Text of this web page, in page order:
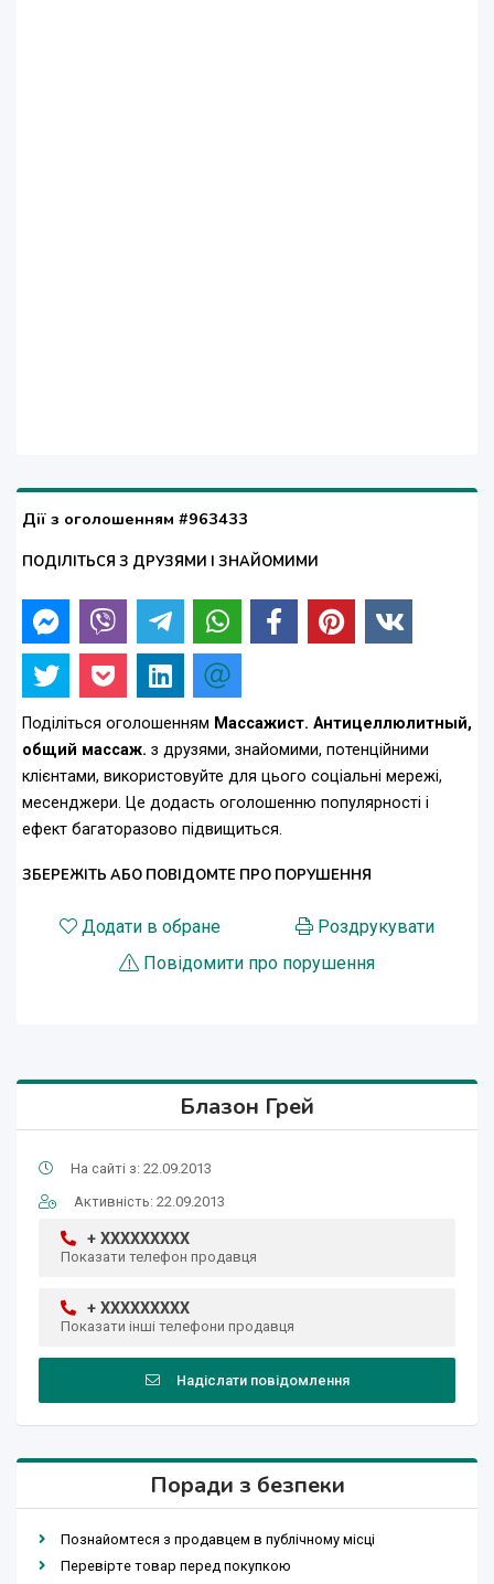
Дії з оголошенням #963433
ПОДІЛІТЬСЯ З ДРУЗЯМИ І ЗНАЙОМИМИ
Поділіться оголошенням Массажист. Aнтицеллюлитный,
общий массаж. з друзями, знайомими, потенційними
клієнтами, використовуйте для цього соціальні мережі,
месенджери. Це додасть оголошенню популярності і
ефект багаторазово підвищиться.
ЗБЕРЕЖІТЬ АБО ПОВІДОМТЕ ПРО ПОРУШЕННЯ
Додати в обране
Роздрукувати
Повідомити про порушення
Блазон Грей
На сайті з: 22.09.2013
Активність: 22.09.2013
+ XXXXXXXXX
Показати телефон продавця
+ XXXXXXXXX
Показати інші телефони продавця
Надіслати повідомлення
Поради з безпеки
Познайомтеся з продавцем в публічному місці
Перевірте товар перед покупкою